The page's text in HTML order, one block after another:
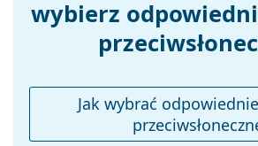
Akcesoria
Nie
czyszczenia:
wybierz
Jak wybrać